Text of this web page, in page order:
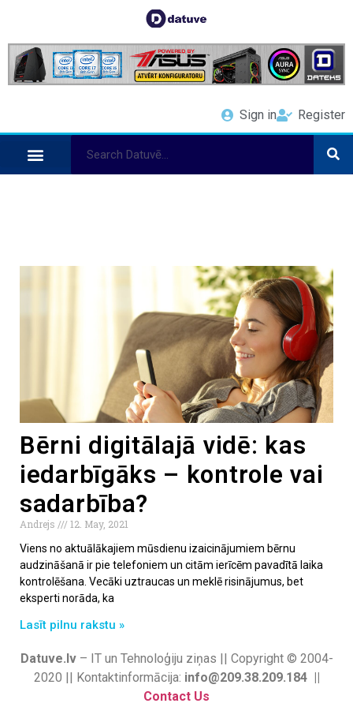
Sign in Register
Bērni digitālajā vidē: kas
iedarbīgāks – kontrole vai
sadarbība?
Andrejs
12. May, 2021
Viens no aktuālākajiem mūsdienu izaicinājumiem bērnu
audzināšanā ir pie telefoniem un citām ierīcēm pavadītā laika
kontrolēšana. Vecāki uztraucas un meklē risinājumus, bet
eksperti norāda, ka
Lasīt pilnu rakstu »
Datuve.lv– IT un Tehnoloģiju ziņas || Copyright © 2004-
2020 || Kontaktinformācija: info@209.38.209.184 ||
Contact Us